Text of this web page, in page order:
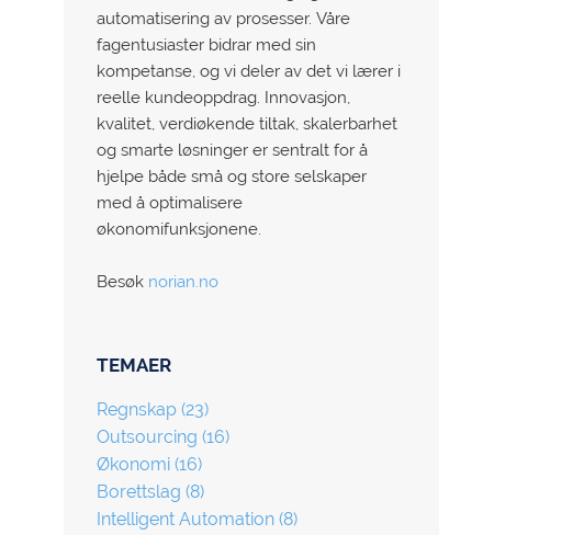
automatisering av prosesser. Våre
fagentusiaster bidrar med sin
kompetanse, og vi deler av det vi lærer i
reelle kundeoppdrag. Innovasjon,
kvalitet, verdiøkende tiltak, skalerbarhet
og smarte løsninger er sentralt for å
hjelpe både små og store selskaper
med å optimalisere
økonomifunksjonene.
Besøk norian.no
TEMAER
Regnskap(23)
Outsourcing(16)
Økonomi(16)
Borettslag(8)
Intelligent Automation(8)